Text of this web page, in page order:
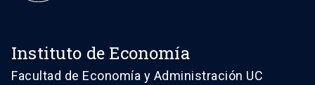
Instituto de Economía
Facultad de Economía y Administración UC